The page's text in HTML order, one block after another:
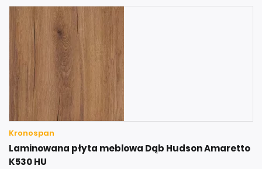
Kronospan
Laminowana płyta meblowa Dąb Hudson Amaretto
K530 HU